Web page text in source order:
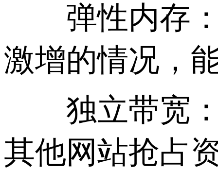
弹性内存：
激增的情况，
独立带宽：
其他网站抢占